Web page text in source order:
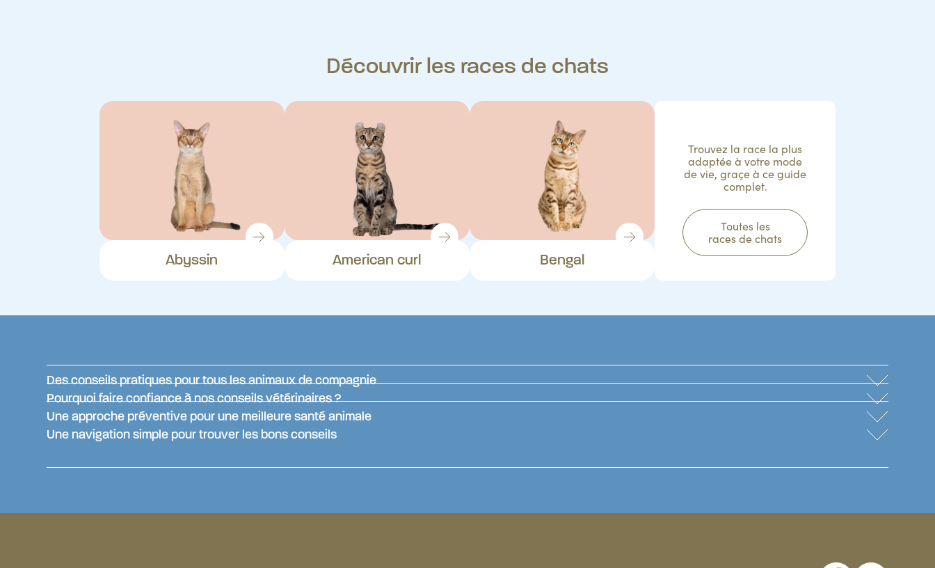
Découvrir les races de chats
Abyssin American curl Bengal
Trouvez la race la plus
adaptée à votre mode
de vie, graçe à ce guide
complet.
Toutes les
races de chats
Des conseils pratiques pour tous les animaux de compagnie
Pourquoi faire confiance à nos conseils vétérinaires ?
Une approche préventive pour une meilleure santé animale
Une navigation simple pour trouver les bons conseils